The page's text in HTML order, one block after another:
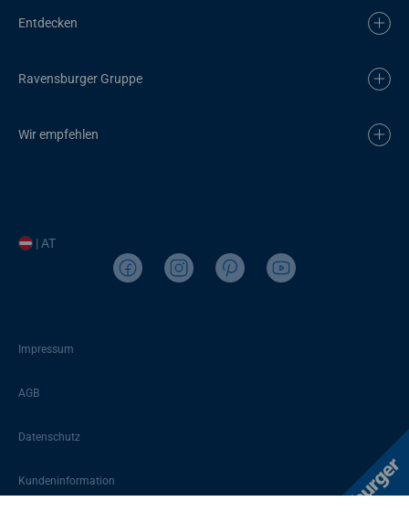
Entdecken
Ravensburger Gruppe
Wir empfehlen
| AT
Impressum
AGB
Datenschutz
Kundeninformation